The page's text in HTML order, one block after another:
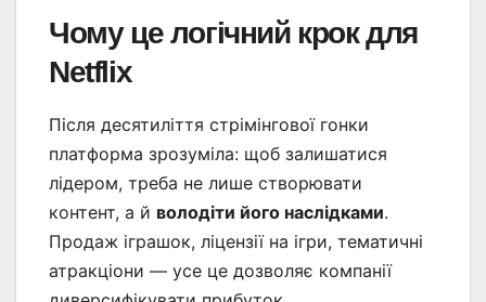
Чому це логічний крок для
Netflix
Після десятиліття стрімінгової гонки
платформа зрозуміла: щоб залишатися
лідером, треба не лише створювати
контент, а й володіти його наслідками.
Продаж іграшок, ліцензії на ігри, тематичні
атракціони — усе це дозволяє компанії